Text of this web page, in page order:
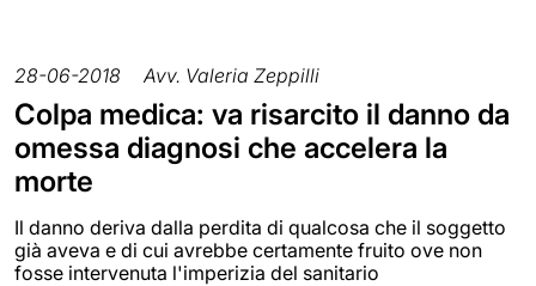
28-06-2018 Avv. Valeria Zeppilli
Colpa medica: va risarcito il danno da
omessa diagnosi che accelera la
morte
Il danno deriva dalla perdita di qualcosa che il soggetto
già aveva e di cui avrebbe certamente fruito ove non
fosse intervenuta l'imperizia del sanitario